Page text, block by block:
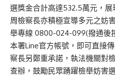
選獎金合計高達532.5萬元，展
周檢察長亦積極宣導多元之妨
舉專線 0800-024-099(撥通後
本署Line官方帳號，即可直接
察長另鄭重承諾，執法機關對
查辦，鼓勵民眾踴躍檢舉妨害